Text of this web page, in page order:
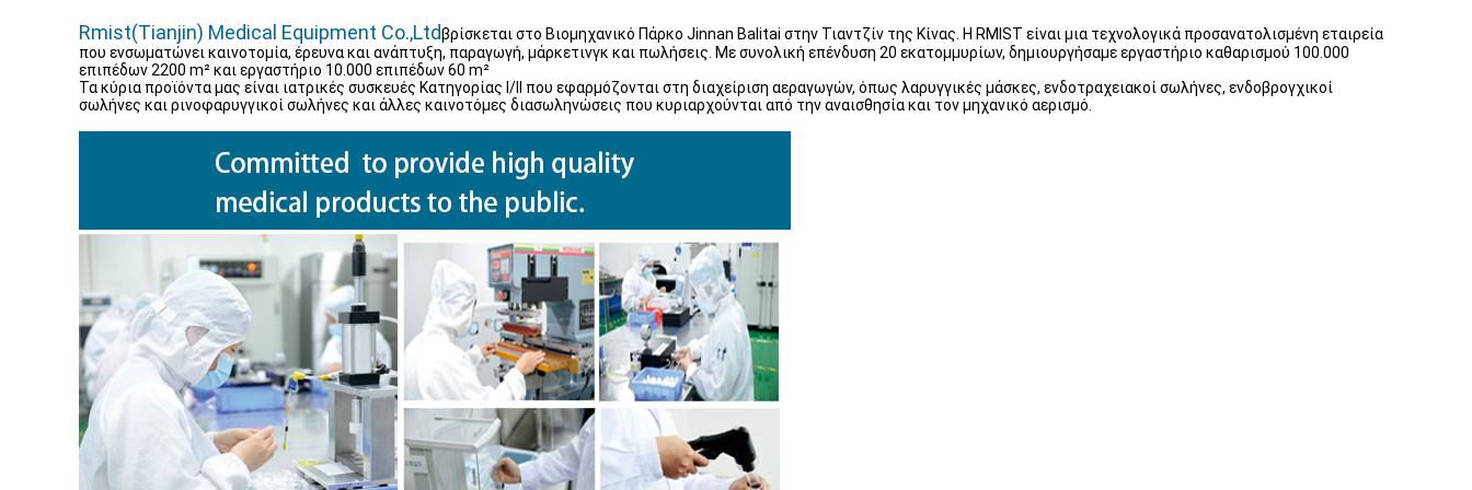
Rmist(Tianjin) Medical Equipment Co.,Ltdβρίσκεται στο Βιομηχανικό Πάρκο Jinnan Balitai στην Τιαντζίν της Κίνας. Η RMIST είναι μια τεχνολογικά προσανατολισμένη εταιρεία
που ενσωματώνει καινοτομία, έρευνα και ανάπτυξη, παραγωγή, μάρκετινγκ και πωλήσεις. Με συνολική επένδυση 20 εκατομμυρίων, δημιουργήσαμε εργαστήριο καθαρισμού 100.000
επιπέδων 2200 m² και εργαστήριο 10.000 επιπέδων 60 m²
Τα κύρια προϊόντα μας είναι ιατρικές συσκευές Κατηγορίας Ι/ΙΙ που εφαρμόζονται στη διαχείριση αεραγωγών, όπως λαρυγγικές μάσκες, ενδοτραχειακοί σωλήνες, ενδοβρογχικοί
σωλήνες και ρινοφαρυγγικοί σωλήνες και άλλες καινοτόμες διασωληνώσεις που κυριαρχούνται από την αναισθησία και τον μηχανικό αερισμό.